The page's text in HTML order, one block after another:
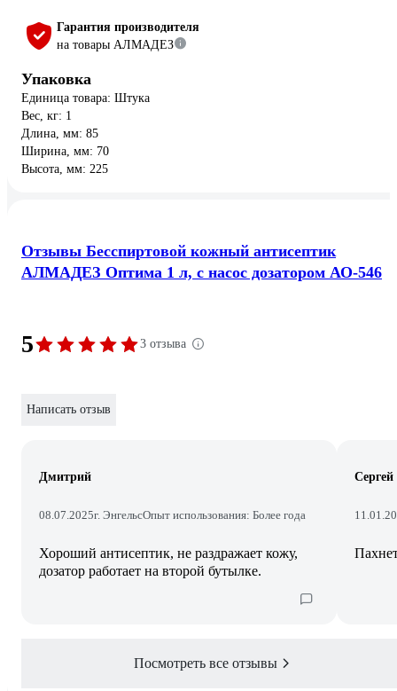
Гарантия производителя
на товары АЛМАДЕЗ
Упаковка
Единица товара: Штука
Вес, кг: 1
Длина, мм: 85
Ширина, мм: 70
Высота, мм: 225
Отзывы Бесспиртовой кожный антисептик
АЛМАДЕЗ Оптима 1 л, с насос дозатором АО-546
5 3 отзыва
Написать отзыв
Дмитрий
08.07.2025г. ЭнгельсОпыт использования: Более года
Хороший антисептик, не раздражает кожу,
дозатор работает на второй бутылке.
Сергей
Посмотреть все отзывы